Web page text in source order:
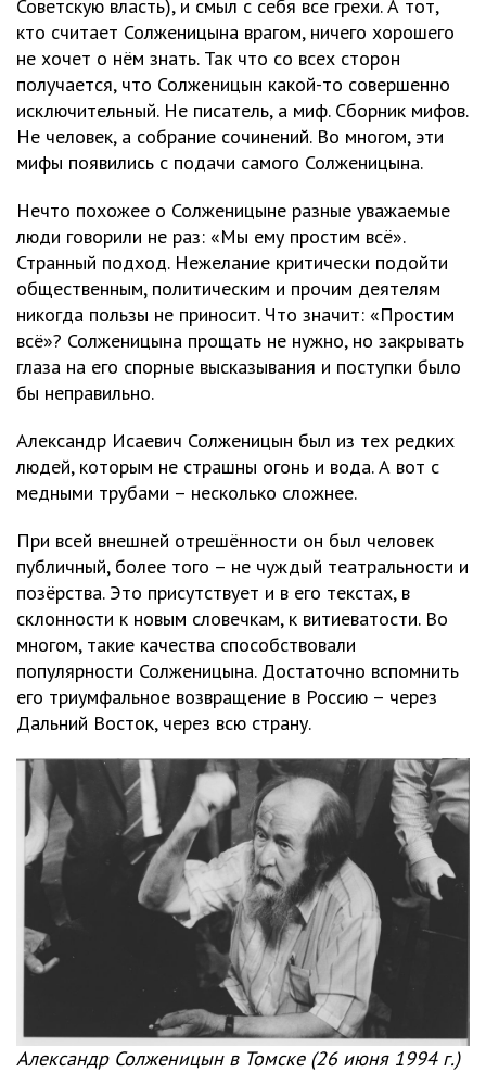
Советскую власть), и смыл с себя все грехи. А тот,
кто считает Солженицына врагом, ничего хорошего
не хочет о нём знать. Так что со всех сторон
получается, что Солженицын какой-то совершенно
исключительный. Не писатель, а миф. Сборник мифов.
Не человек, а собрание сочинений. Во многом, эти
мифы появились с подачи самого Солженицына.
Нечто похожее о Солженицыне разные уважаемые
люди говорили не раз: «Мы ему простим всё».
Странный подход. Нежелание критически подойти
общественным, политическим и прочим деятелям
никогда пользы не приносит. Что значит: «Простим
всё»? Солженицына прощать не нужно, но закрывать
глаза на его спорные высказывания и поступки было
бы неправильно.
Александр Исаевич Солженицын был из тех редких
людей, которым не страшны огонь и вода. А вот с
медными трубами – несколько сложнее.
При всей внешней отрешённости он был человек
публичный, более того – не чуждый театральности и
позёрства. Это присутствует и в его текстах, в
склонности к новым словечкам, к витиеватости. Во
многом, такие качества способствовали
популярности Солженицына. Достаточно вспомнить
его триумфальное возвращение в Россию – через
Дальний Восток, через всю страну.
Александр Солженицын в Томске (26 июня 1994 г.)